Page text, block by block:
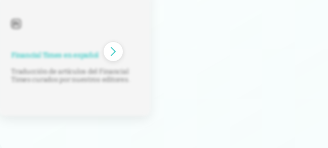
Financial Times en español
Traducción de artículos del Financial
Times curados por nuestros editores.